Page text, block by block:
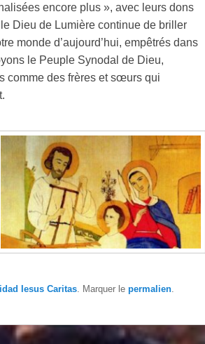
encore plus », avec leurs dons
Dieu de Lumière continue de briller
monde d’aujourd’hui, empêtrés dans
le Peuple Synodal de Dieu,
comme des frères et sœurs qui
Iesus Caritas . Marquer le permalien